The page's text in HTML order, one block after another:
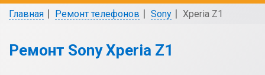
Главная Ремонт телефонов Sony Xperia Z1
Ремонт Sony Xperia Z1